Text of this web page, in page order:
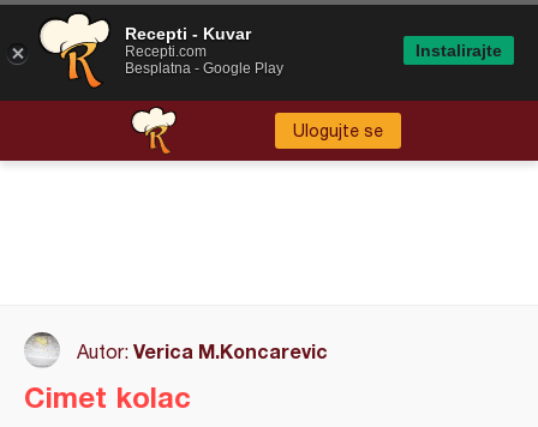
Ulogujte se
Autor: Verica M.Koncarevic
Cimet kolac
Recepti - Kuvar
Recepti.com
Besplatna - Google Play
Instalirajte